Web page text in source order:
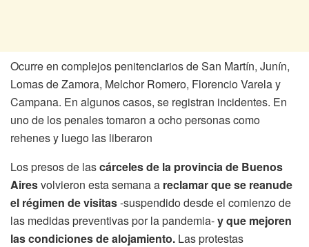
Ocurre en complejos penitenciarios de San Martín, Junín,
Lomas de Zamora, Melchor Romero, Florencio Varela y
Campana. En algunos casos, se registran incidentes. En
uno de los penales tomaron a ocho personas como
rehenes y luego las liberaron
Los presos de lascárceles de la provincia de Buenos
Airesvolvieron esta semana a reclamar que se reanude
el régimen de visitas-suspendido desde el comienzo de
las medidas preventivas por la pandemia-y que mejoren
las condiciones de alojamiento. Las protestas